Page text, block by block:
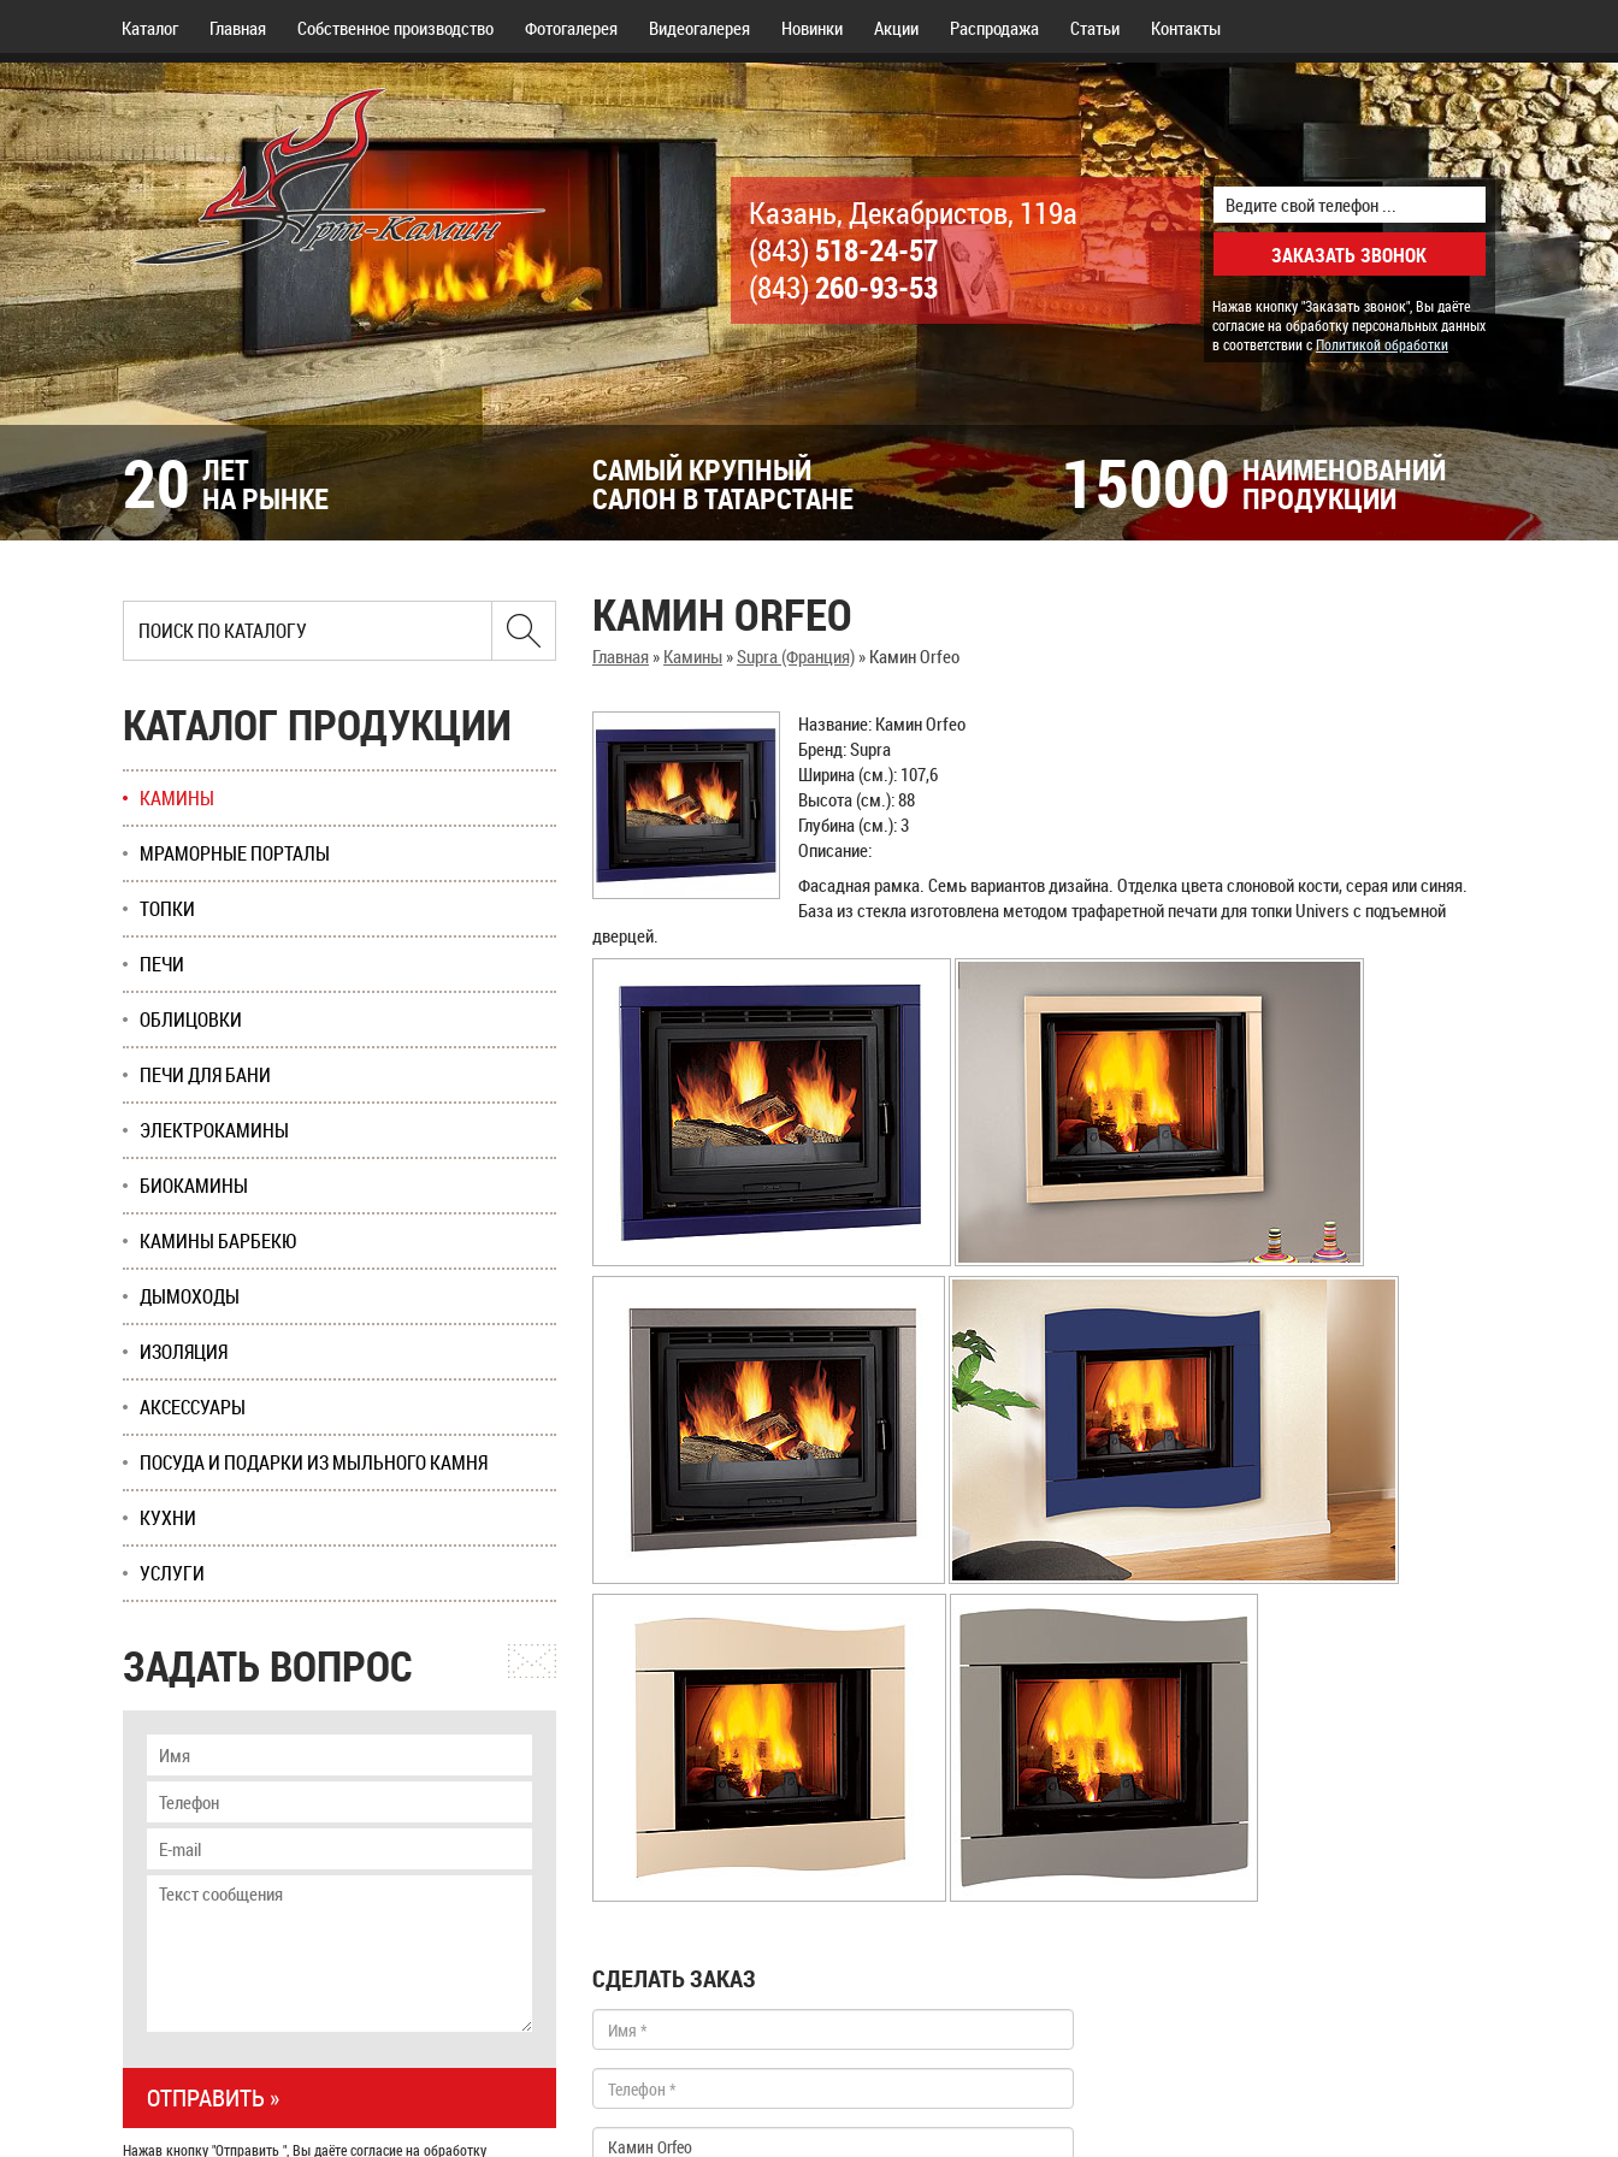
Каталог Главная Собственное производство Фотогалерея Видеогалерея Новинки Акции Распродажа Статьи Контакты
Казань, Декабристов, 119а
(843)518-24-57
(843)260-93-53
Нажав кнопку "Заказать звонок", Вы даёте
согласие на обработку персональных данных
в соответствии сПолитикой обработки
20 ЛЕТ
НА РЫНКЕ
САМЫЙ КРУПНЫЙ
САЛОН В ТАТАРСТАНЕ 15000 НАИМЕНОВАНИЙ
ПРОДУКЦИИ
КАМИН ORFEO
Главная» Камины»Supra (Франция)» Камин Orfeo
Название: Камин Orfeo
Бренд: Supra
Ширина (см.): 107,6
Высота (см.): 88
Глубина (см.): 3
Описание:
Фасадная рамка. Семь вариантов дизайна. Отделка цвета слоновой кости, серая или синяя.
База из стекла изготовлена методом трафаретной печати для топки Univers с подъемной
дверцей.
СДЕЛАТЬ ЗАКАЗ
КАТАЛОГ ПРОДУКЦИИ
КАМИНЫ
МРАМОРНЫЕ ПОРТАЛЫ
ТОПКИ
ПЕЧИ
ОБЛИЦОВКИ
ПЕЧИ ДЛЯ БАНИ
ЭЛЕКТРОКАМИНЫ
БИОКАМИНЫ
КАМИНЫ БАРБЕКЮ
ДЫМОХОДЫ
ИЗОЛЯЦИЯ
АКСЕССУАРЫ
ПОСУДА И ПОДАРКИ ИЗ МЫЛЬНОГО КАМНЯ
КУХНИ
УСЛУГИ
ЗАДАТЬ ВОПРОС
Нажав кнопку "Отправить ", Вы даёте согласие на обработку